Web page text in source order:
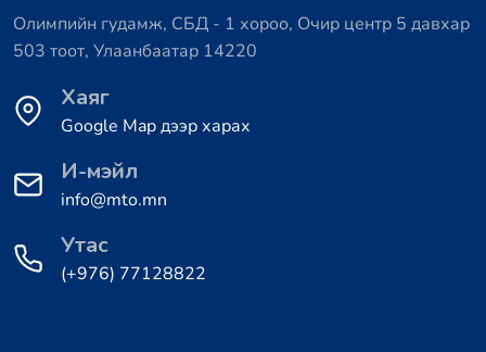
Олимпийн гудамж, СБД - 1 хороо, Очир центр 5 давхар
503 тоот, Улаанбаатар 14220
Хаяг
Google Map дээр харах
И-мэйл
info@mto.mn
Утас
(+976) 77128822